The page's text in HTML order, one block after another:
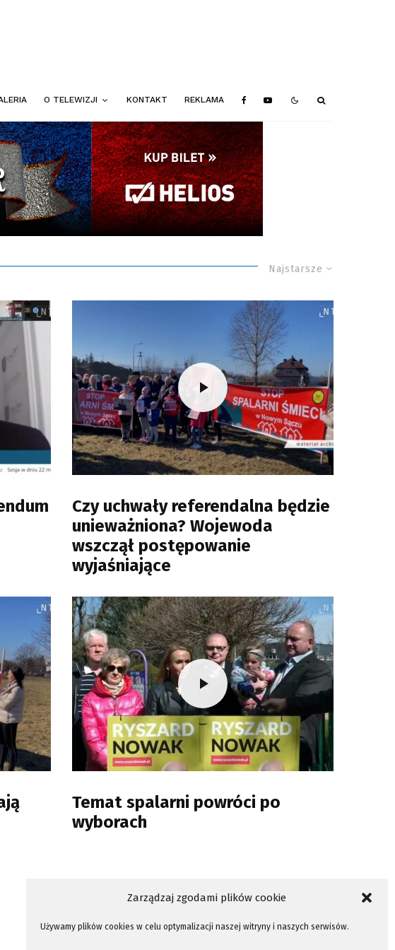
Zarządzaj zgodami plików cookie
Używamy plików cookies w celu optymalizacji naszej witryny i naszych serwisów.
O TELEWIZJI KONTAKT REKLAMA
Najstarsze
Czy uchwały referendalna będzie
unieważniona? Wojewoda
wszczął postępowanie
wyjaśniające
Temat spalarni powróci po
wyborach